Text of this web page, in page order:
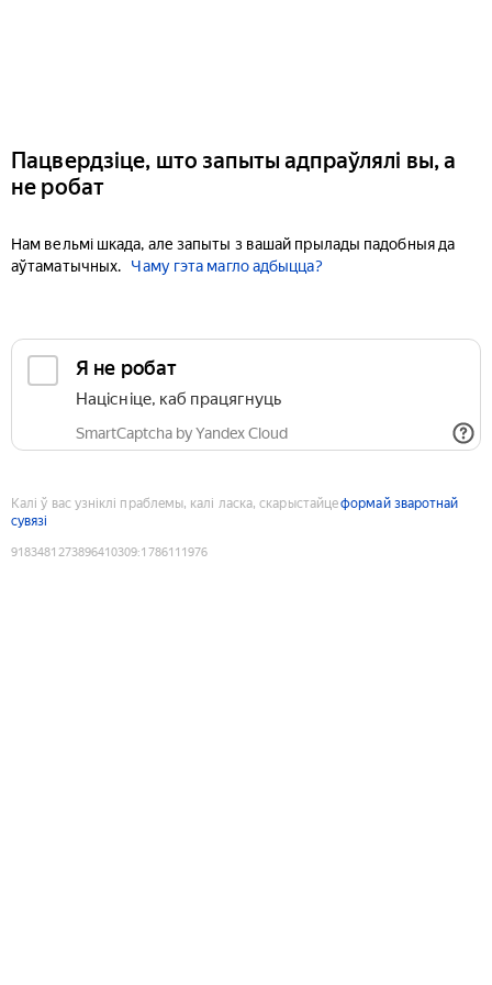
Пацвердзіце, што запыты адпраўлялі вы, а
не робат
Нам вельмі шкада, але запыты з вашай прылады падобныя да
аўтаматычных.
Чаму гэта магло адбыцца?
Я не робат
Націсніце, каб працягнуць
SmartCaptcha by Yandex Cloud
Калі ў вас узніклі праблемы, калі ласка, скарыстайцеформай зваротнай
сувязі
9183481273896410309:1786111976